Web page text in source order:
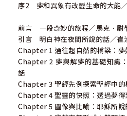
序2 夢和異象有改變生命的大能
前言 一段奇妙的旅程／馬克．尉
引言 明白神在夜間所說的話／崔
Chapter 1 通往超自然的橋梁：夢
Chapter 2 夢與解夢的基礎知識
話
Chapter 3 聖經先例探索聖經中的
Chapter 4 聖靈的快照：透過夢得
Chapter 5 圖像與比喻：耶穌所說